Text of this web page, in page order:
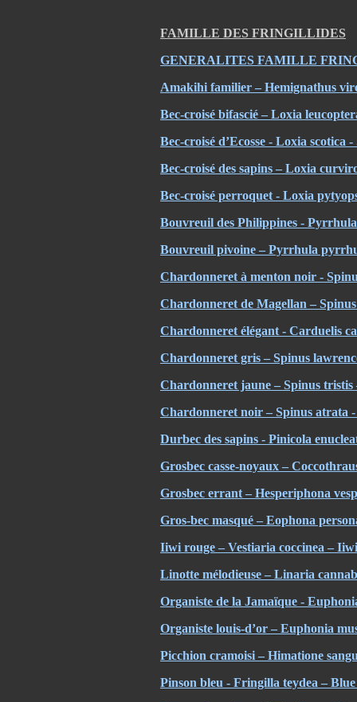
FAMILLE DES FRINGILLIDES
GENERALITES FAMILLE
Amakihi familier – Hemignathus
Bec-croisé bifascié – Loxia
Bec-croisé d’Ecosse - Loxia scotica
Bec-croisé des sapins – Loxia
Bec-croisé perroquet - Loxia
Bouvreuil des Philippines -
Bouvreuil pivoine – Pyrrhula
Chardonneret à menton noir -
Chardonneret de Magellan –
Chardonneret élégant - Carduelis
Chardonneret gris – Spinus
Chardonneret jaune – Spinus
Chardonneret noir – Spinus atrata
Durbec des sapins - Pinicola
Grosbec casse-noyaux –
Grosbec errant – Hesperiphona
Gros-bec masqué – Eophona
Iiwi rouge – Vestiaria coccinea – Iiwi
Linotte mélodieuse – Linaria
Organiste de la Jamaïque -
Organiste louis-d’or – Euphonia
Picchion cramoisi – Himatione
Pinson bleu - Fringilla teydea –